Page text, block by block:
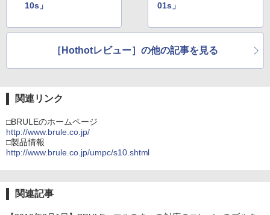
10s」
01s」
［Hothotレビュー］の他の記事を見る
関連リンク
□BRULEのホームページ
http://www.brule.co.jp/
□製品情報
http://www.brule.co.jp/umpc/s10.shtml
関連記事